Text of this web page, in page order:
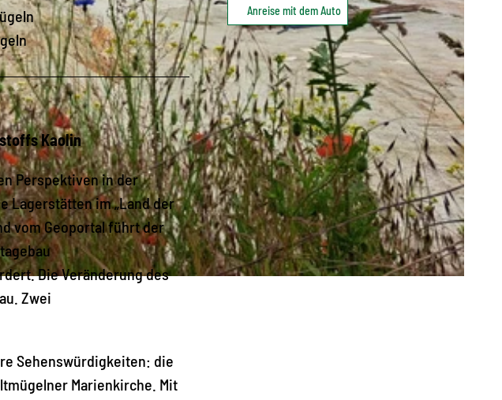
Kaolin
Perspektiven in der
Lagerstätten im „Land der
vom Geoportal führt der
Die Veränderung des
Zwei
Sehenswürdigkeiten: die
Marienkirche. Mit
Anreise mit dem Auto